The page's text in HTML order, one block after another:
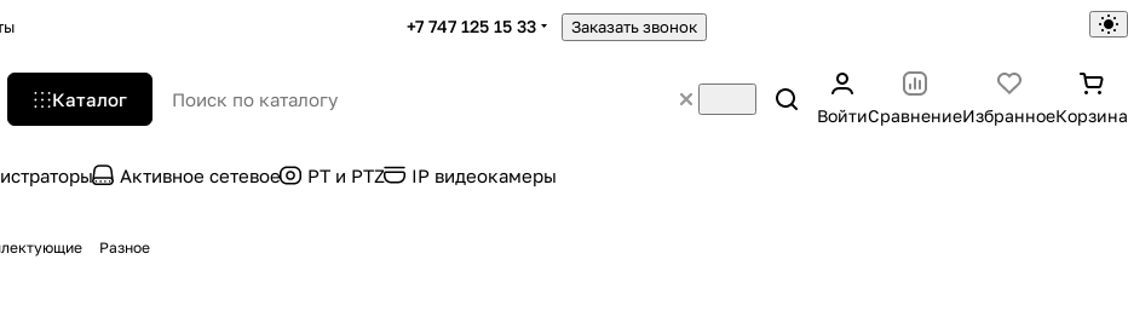
+7 747 125 15 33 Заказать звонок
Каталог
ВойтиСравнениеИзбранноеКорзина
Активное сетевое PT и PTZ IP видеокамеры
Разное